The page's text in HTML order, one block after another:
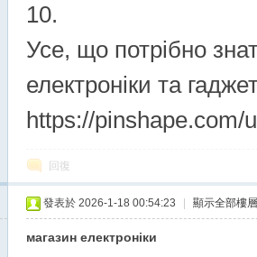
10.
Усе, що потрібно
електроніки та
https://pinshape.com/
回復
發表於 2026-1-18 00:54:23 顯示全部樓層
магазин електроніки